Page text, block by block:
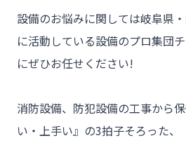
- お客様の声
- 施工事例
- 会社概要
- お問い合わせ
設備のお悩みに関しては岐阜県
に活動している設備のプロ集団
にぜひお任せください!
消防設備、防犯設備の工事から
い・上手い』の3拍子そろった、